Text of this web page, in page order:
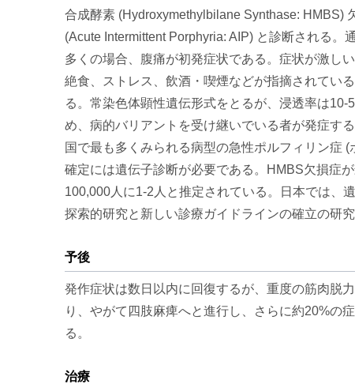
合成酵素 (Hydroxymethylbilane Synthase: HMBS)
(Acute Intermittent Porphyria: AIP) と診断される。
多くの場合、腹痛が初発症状である。症状が激し
絶食、ストレス、飲酒・喫煙などが指摘されてい
る。常染色体顕性遺伝形式をとるが、浸透率は
め、病的バリアントを受け継いでいる者が発症す
国で最も多くみられる病型の急性ポルフィリン症
確定には遺伝子診断が必要である。HMBS欠損症
100,000人に1-2人と推定されている。日本では、
探索的研究と新しい診療ガイドラインの確立の研
予後
発作症状は数日以内に回復するが、重度の筋肉脱
り、やがて四肢麻痺へと進行し、さらに約20%の
る。
治療